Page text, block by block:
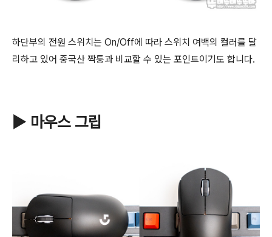
하단부의 전원 스위치는 On/Off에 따라 스위치 여백의 컬러를 달
리하고 있어 중국산 짝퉁과 비교할 수 있는 포인트이기도 합니다.
▶ 마우스 그립